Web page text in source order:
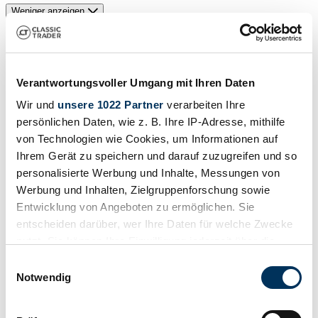
Verantwortungsvoller Umgang mit Ihren Daten
Wir und unsere 1022 Partner verarbeiten Ihre
persönlichen Daten, wie z. B. Ihre IP-Adresse, mithilfe
von Technologien wie Cookies, um Informationen auf
Ihrem Gerät zu speichern und darauf zuzugreifen und so
personalisierte Werbung und Inhalte, Messungen von
Werbung und Inhalten, Zielgruppenforschung sowie
Entwicklung von Angeboten zu ermöglichen. Sie
entscheiden darüber, wer Ihre Daten für welche Zwecke
Trigger Symbol ändern oder widerrufen
Notwendig
Weniger anzeigen
Suchergebnisse
Benachrichtigung erstellen
Lassen Sie sich benachrichtigen, sobald ein Inserat veröffentlicht
wird, das Ihren Suchkriterien entspricht.
Suchauftrag einrichten
Fahrzeug inserieren
Sie haben einen Malicet & Blin, den Sie verkaufen wollen? Dann
erstellen Sie jetzt ein Inserat.